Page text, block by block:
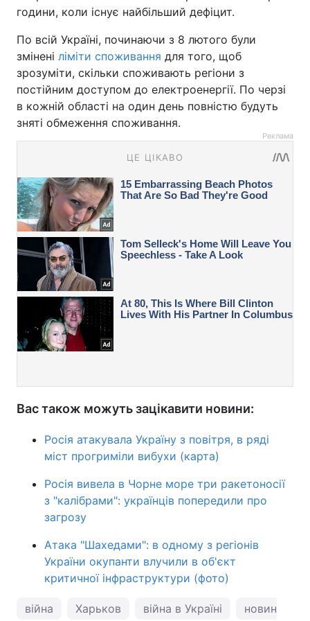
години, коли існує найбільший дефіцит.
По всій Україні, починаючи з 8 лютого були
змінені ліміти споживання для того, щоб
зрозуміти, скільки споживають регіони з
постійним доступом до електроенергії. По черзі
в кожній області на один день повністю будуть
зняті обмеження споживання.
Реклама
Вас також можуть зацікавити новини:
Росія атакувала Україну з повітря, в ряді
міст прогриміли вибухи (карта)
Росія вивела в Чорне море три ракетоносії
з "калібрами": українців попередили про
загрозу
Атака "Шахедами": в одному з регіонів
України окупанти влучили в об'єкт
критичної інфраструктури (фото)
війна Харьков війна в Україні новини